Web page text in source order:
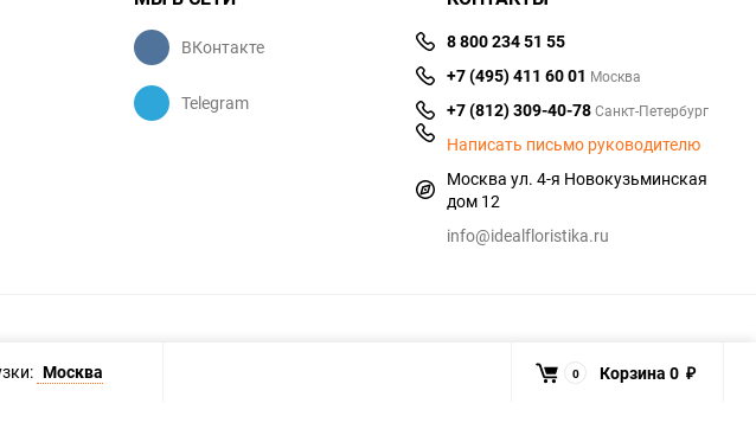
ВКонтакте
Telegram
8 800 234 51 55
+7 (495) 411 60 01 Москва
+7 (812) 309-40-78Санкт-Петербург
Написать письмо руководителю
Москва ул. 4-я Новокузьминская
дом 12
info@idealfloristika.ru
Москва 0 Корзина 0 ₽